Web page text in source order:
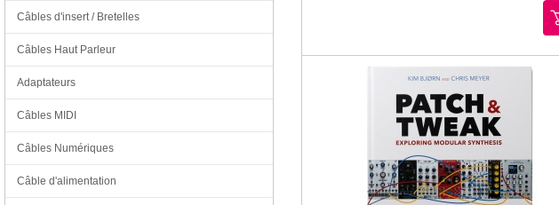
Câbles d'insert / Bretelles
Câbles Haut Parleur
Adaptateurs
Câbles MIDI
Câbles Numériques
Câble d'alimentation